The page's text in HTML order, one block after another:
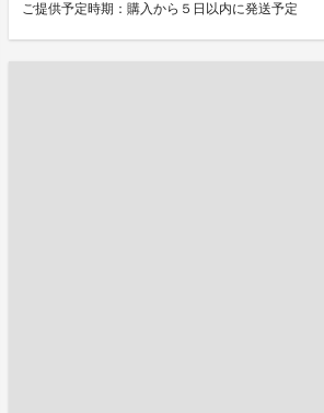
ご提供予定時期：購入から５日以内に発送予定